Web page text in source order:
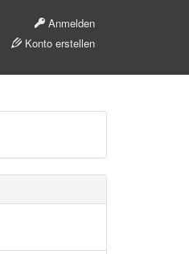
Anmelden
Konto erstellen